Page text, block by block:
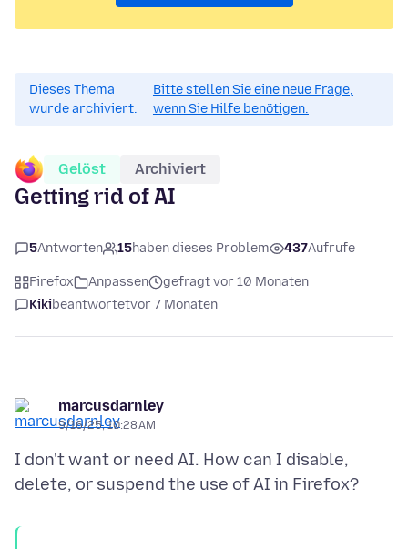
Dieses Thema
wurde archiviert.
Bitte stellen Sie eine neue Frage,
wenn Sie Hilfe benötigen.
Gelöst Archiviert
Getting rid of AI
5Antworten 15haben dieses Problem 437Aufrufe
Firefox Anpassen
gefragt vor 10 Monaten
Kikibeantwortetvor 7 Monaten
marcusdarnley
9/16/25, 10:28 AM
I don't want or need AI. How can I disable,